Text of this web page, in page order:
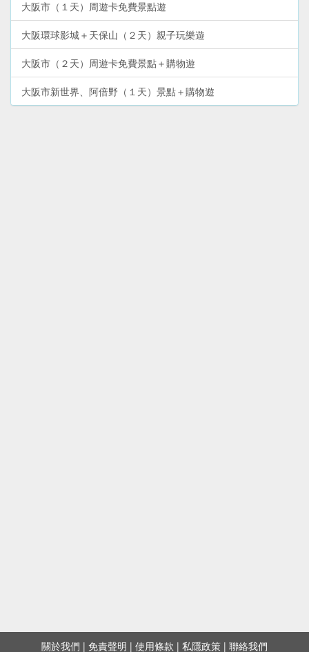
大阪市（１天）周遊卡免費景點遊
大阪環球影城＋天保山（２天）親子玩樂遊
大阪市（２天）周遊卡免費景點＋購物遊
大阪市新世界、阿倍野（１天）景點＋購物遊
關於我們 | 免責聲明 | 使用條款 | 私隱政策 | 聯絡我們